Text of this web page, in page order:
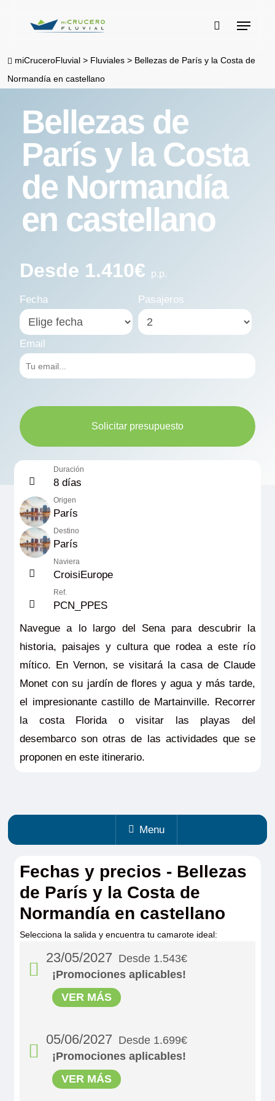
content
buscar
Menu
miCruceroFluvial > Fluviales > Bellezas de París y la Costa de
Normandía en castellano
Bellezas de
París y la Costa
de Normandía
en castellano
Desde 1.410€ p.p.
Fecha Pasajeros
Email
Solicitar presupuesto
Duración
8 días
Origen
París
Destino
París
Naviera
CroisiEurope
Ref.
PCN_PPES
Navegue a lo largo del Sena para descubrir la
historia, paisajes y cultura que rodea a este río
mítico. En Vernon, se visitará la casa de Claude
Monet con su jardín de flores y agua y más tarde,
el impresionante castillo de Martainville. Recorrer
la costa Florida o visitar las playas del
desembarco son otras de las actividades que se
proponen en este itinerario.
Menu
Fechas y precios - Bellezas
de París y la Costa de
Normandía en castellano
Selecciona la salida y encuentra tu camarote ideal:
23/05/2027 Desde 1.543€
¡Promociones aplicables!
VER MÁS
05/06/2027 Desde 1.699€
¡Promociones aplicables!
VER MÁS